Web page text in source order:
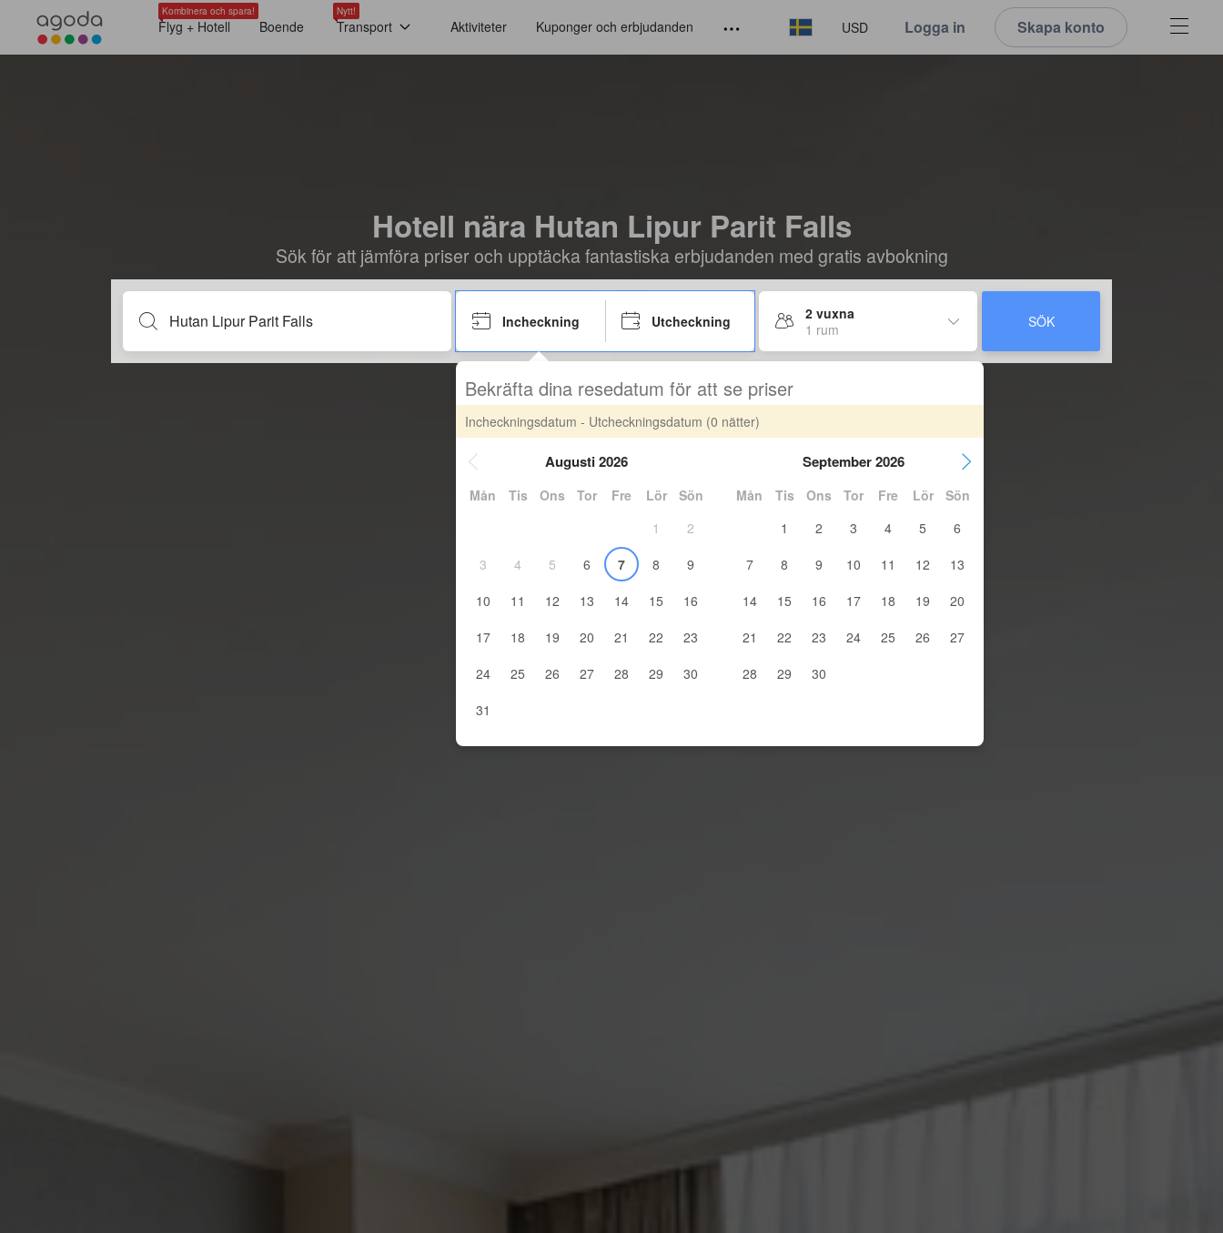
Kombinera och spara!
Flyg + Hotell Boende
Nytt!
Transport Aktiviteter Kuponger och erbjudanden USD Logga in Skapa konto
Hotell nära Hutan Lipur Parit Falls
Sök för att jämföra priser och upptäcka fantastiska erbjudanden med gratis avbokning
Incheckning Utcheckning
2 vuxna
1 rum
SÖK
Bekräfta dina resedatum för att se priser
Incheckningsdatum - Utcheckningsdatum (0 nätter)
Augusti 2026
Mån Tis Ons Tor Fre Lör
Sön
1
2
3
4 5 6 7 8
9
10
11 12 13 14 15
16
17
18 19 20 21 22
23
24
25 26 27 28 29
30
31
September 2026
Mån Tis Ons Tor Fre Lör
Sön
1
2 3 4 5
6
7
8 9 10 11 12
13
14
15 16 17 18 19
20
21
22 23 24 25 26
27
28
29 30